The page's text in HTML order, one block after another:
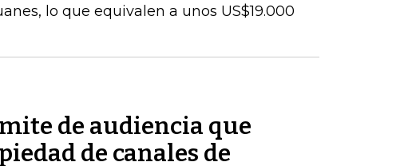
lo que equivalen a unos US$19.000
de audiencia que
de canales de